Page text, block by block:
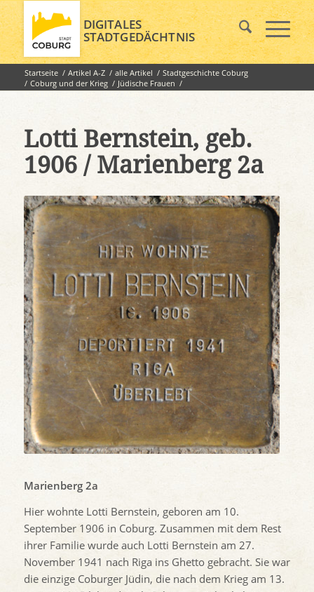
DIGITALES
STADTGEDÄCHTNIS
Startseite / Artikel A-Z / alle Artikel / Stadtgeschichte Coburg
/ Coburg und der Krieg / Jüdische Frauen /
Lotti Bernstein, geb. 1906 / Marienberg 2a
Lotti Bernstein, geb.
1906 / Marienberg 2a
Marienberg 2a
Hier wohnte Lotti Bernstein, geboren am 10.
September 1906 in Coburg. Zusammen mit dem Rest
ihrer Familie wurde auch Lotti Bernstein am 27.
November 1941 nach Riga ins Ghetto gebracht. Sie war
die einzige Coburger Jüdin, die nach dem Krieg am 13.